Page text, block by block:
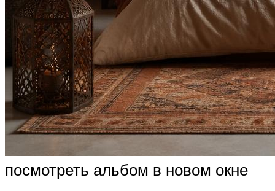
посмотреть альбом в новом окне